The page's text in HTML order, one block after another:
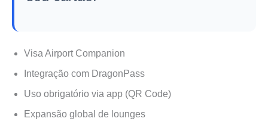
Visa Airport Companion
Integração com DragonPass
Uso obrigatório via app (QR Code)
Expansão global de lounges